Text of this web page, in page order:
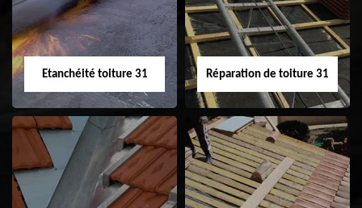
toiture 31
Etanchéité toiture 31
Etanchéité toiture
Réparation de toiture 31
Réparation de